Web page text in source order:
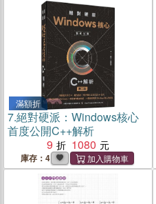
滿額折
7.絕對硬派：Windows核心
首度公開C++解析
9
1080
庫存：4